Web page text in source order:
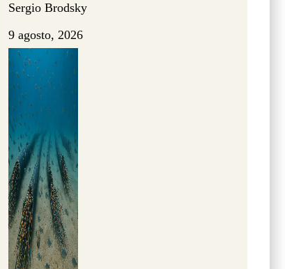
Sergio Brodsky
9 agosto, 2026